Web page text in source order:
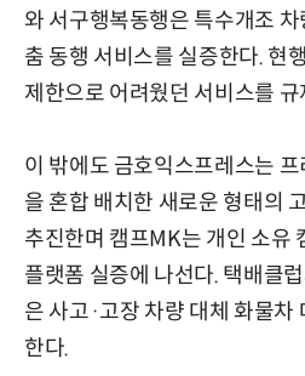
와 서구행복동행은 특수개조
춤 동행 서비스를 실증한다. 현
제한으로 어려웠던 서비스를
이 밖에도 금호익스프레스는
을 혼합 배치한 새로운 형태의
추진한며 캠프MK는 개인 소유
플랫폼 실증에 나선다. 택배클
은 사고·고장 차량 대체 화물차
한다.